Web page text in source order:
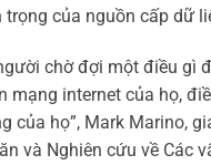
của nguồn cấp dữ
chờ đợi một điều gì
mạng internet của họ,
của họ”, Mark Marino,
và Nghiên cứu về Các